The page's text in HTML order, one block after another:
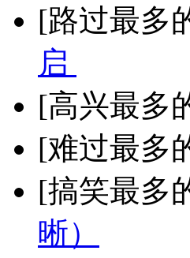
[路过最多
启
[高兴最多
[难过最多
[搞笑最多
晰）